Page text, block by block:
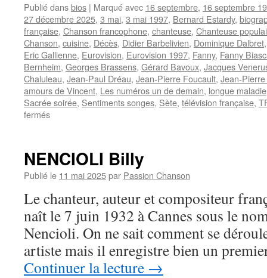
Publié dansbios | Marqué avec 16 septembre, 16 septembre
27 décembre 2025, 3 mai, 3 mai 1997, Bernard Estardy,
française, Chanson francophone, chanteuse, Chanteuse
Chanson, cuisine, Décès, Didier Barbelivien, Dominique Dalbret
Eric Gallienne, Eurovision, Eurovision 1997, Fanny, Fanny
Bernheim, Georges Brassens, Gérard Bavoux, Jacques
Chaluleau, Jean-Paul Dréau, Jean-Pierre Foucault, Jean-
amours de Vincent, Les numéros un de demain, longue maladie
Sacrée soirée, Sentiments songes, Sète, télévision française,
ferméssur
NENCIOLI Billy
Publié le 11 mai 2025par Passion Chanson
Le chanteur, auteur et compositeur
naît le 7 juin 1932 à Cannes sous le
Nencioli. On ne sait comment se
artiste mais il enregistre bien un
Continuer la lecture →